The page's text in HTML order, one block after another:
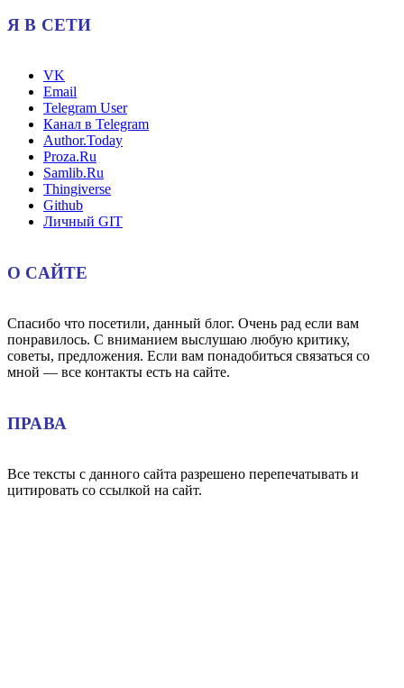
Я В СЕТИ
VK
Email
Telegram User
Канал в Telegram
Author.Today
Proza.Ru
Samlib.Ru
Thingiverse
Github
Личный GIT
О САЙТЕ
Спасибо что посетили, данный блог. Очень рад если вам
понравилось. С вниманием выслушаю любую критику,
советы, предложения. Если вам понадобиться связаться со
мной — все контакты есть на сайте.
ПРАВА
Все тексты с данного сайта разрешено перепечатывать и
цитировать со ссылкой на сайт.